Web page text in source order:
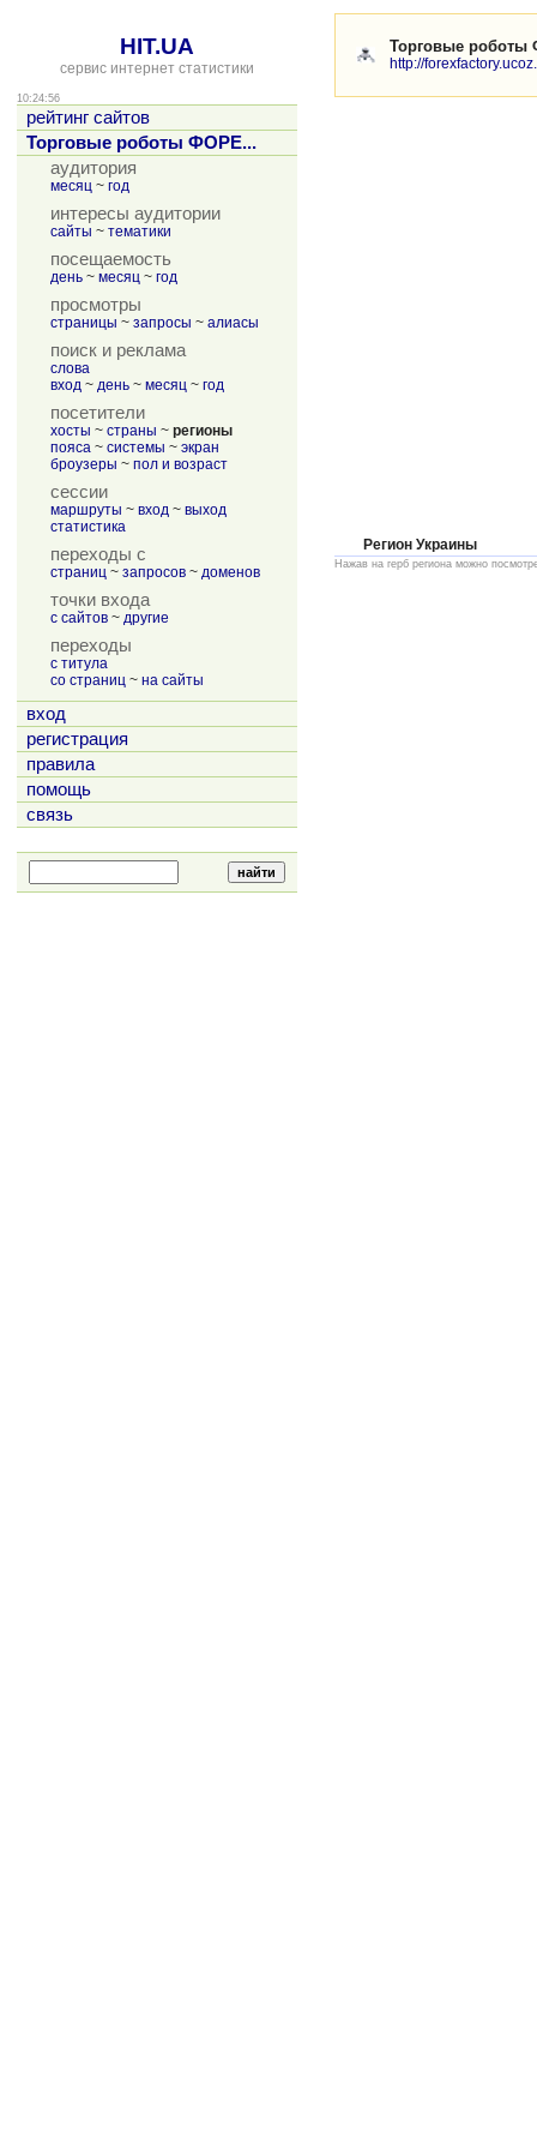
HIT.UA
сервис интернет статистики
10:24:56
рейтинг сайтов
Торговые роботы ФОРЕ...
аудитория
месяц ~ год
интересы аудитории
сайты ~ тематики
посещаемость
день ~ месяц ~ год
просмотры
страницы ~ запросы ~ алиасы
поиск и реклама
слова
вход ~ день ~ месяц ~ год
посетители
хосты ~ страны ~ регионы
пояса ~ системы ~ экран
броузеры ~ пол и возраст
сессии
маршруты ~ вход ~ выход
статистика
переходы с
страниц ~ запросов ~ доменов
точки входа
с сайтов ~ другие
переходы
с титула
со страниц ~ на сайты
вход
регистрация
правила
помощь
связь
Торговые
http://
Регион Украины
Нажав на герб региона можно